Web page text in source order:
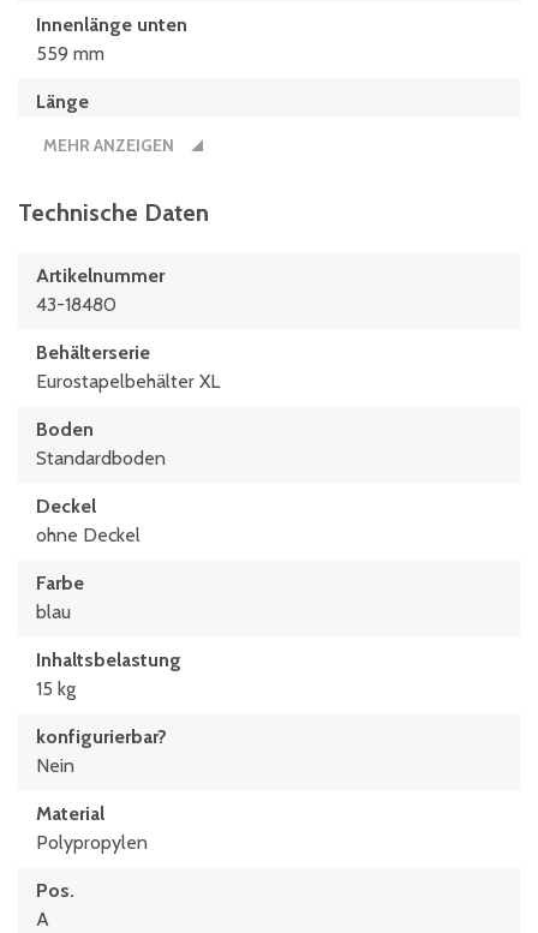
Innenlänge unten
559 mm
Länge
MEHR ANZEIGEN
Technische Daten
Artikelnummer
43-18480
Behälterserie
Eurostapelbehälter XL
Boden
Standardboden
Deckel
ohne Deckel
Farbe
blau
Inhaltsbelastung
15 kg
konfigurierbar?
Nein
Material
Polypropylen
Pos.
A